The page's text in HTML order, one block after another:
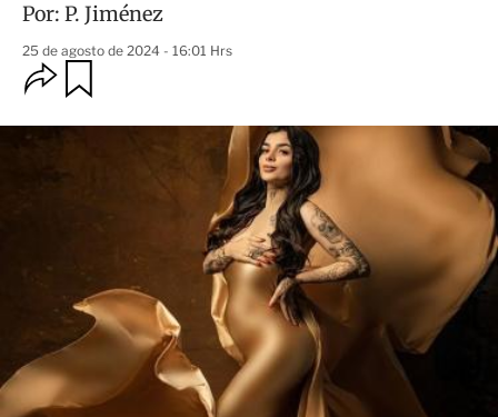
Por: P. Jiménez
25 de agosto de 2024 - 16:01 Hrs
O
p
i
o
m
p
a
t
r